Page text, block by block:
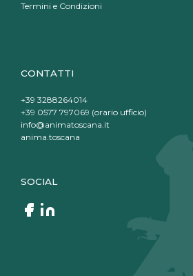
Termini e Condizioni
CONTATTI
+39 3288264014
+39 0577 797069 (orario ufficio)
info@animatoscana.it
anima.toscana
SOCIAL